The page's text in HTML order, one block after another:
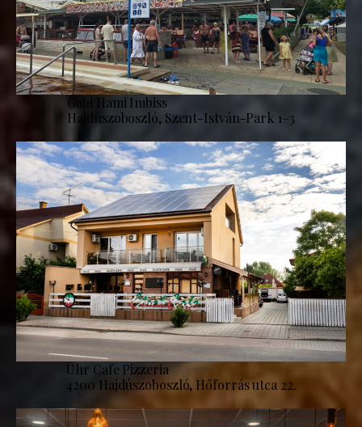
Gabi Hami Imbiss
Hajdúszoboszló, Szent-István-Park 1–3
Uhr Cafe Pizzeria
4200 Hajdúszoboszló, Hőforrás utca 22.